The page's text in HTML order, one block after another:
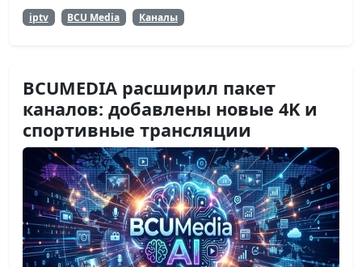
iptv BCU Media Каналы
BCUMEDIA расширил пакет
каналов: добавлены новые 4K и
спортивные трансляции